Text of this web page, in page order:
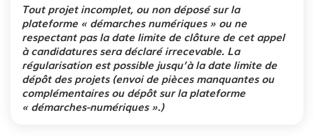
Tout projet incomplet, ou non déposé sur la
plateforme « démarches numériques » ou ne
respectant pas la date limite de clôture de cet appel
à candidatures sera déclaré irrecevable. La
régularisation est possible jusqu’à la date limite de
dépôt des projets (envoi de pièces manquantes ou
complémentaires ou dépôt sur la plateforme
« démarches-numériques ».)